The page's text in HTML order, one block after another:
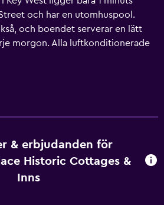
och har en utomhuspool.
och boendet serverar en lätt
morgon. Alla luftkonditionerade
badrum. Stugorna har ett fullt
Vissa av Courtney's Place
kan också svalka dig på stranden
& erbjudanden för
Historic Cottages &
Inns